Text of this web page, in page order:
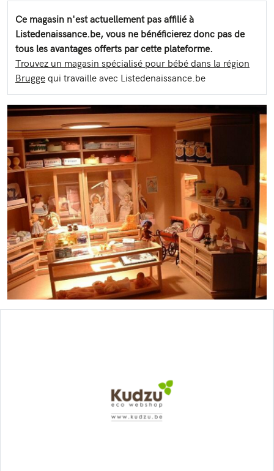
Ce magasin n'est actuellement pas affilié à
Listedenaissance.be, vous ne bénéficierez donc pas de
tous les avantages offerts par cette plateforme.
Trouvez un magasin spécialisé pour bébé dans la région
Bruggequi travaille avec Listedenaissance.be